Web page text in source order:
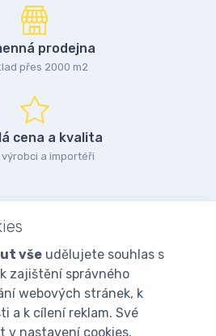
prodejna
přes 2000 m2
cena a kvalita
výrobci a importéři
vše udělujete souhlas s
zajištění správného
webových stránek, k
a k cílení reklam. Své
v nastavení cookies.